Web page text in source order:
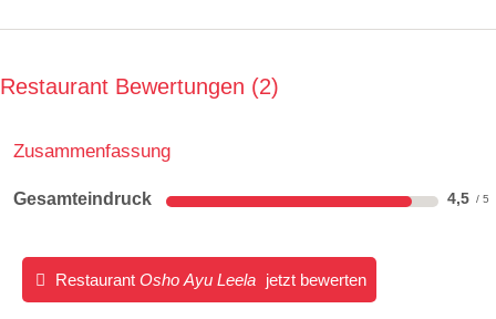
Restaurant Bewertungen 2
Zusammenfassung
Gesamteindruck 4,5
Restaurant Osho Ayu Leela jetzt bewerten